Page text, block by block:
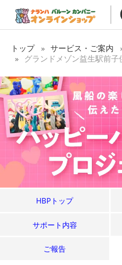
トップ サービス・ご案内
グランドメゾン益生駅前
HBPトップ
サポート内容
ご報告